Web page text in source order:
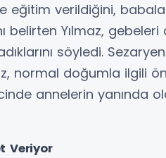
eğitim verildiğini,
belirten Yılmaz,
söyledi.
normal doğumla ilgili
annelerin yanında
Veriyor